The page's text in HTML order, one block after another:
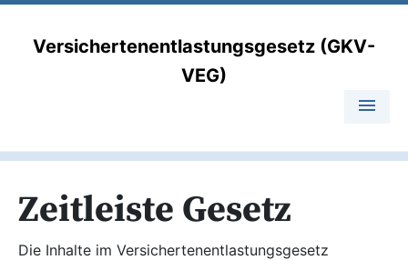
Versichertenentlastungsgesetz (GKV-
VEG)
menu
Zeitleiste Gesetz
Die Inhalte im Versichertenentlastungsgesetz